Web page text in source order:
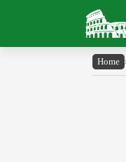
Home